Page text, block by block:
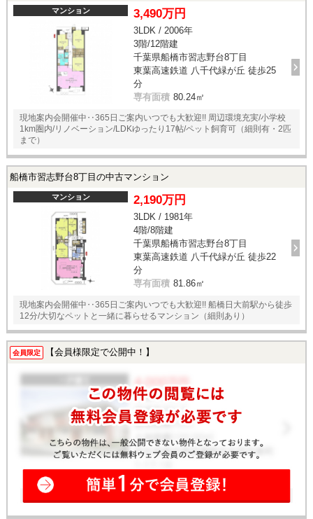
マンション 3,490万円
3LDK / 2006年
3階/12階建
千葉県船橋市習志野台8丁目
東葉高速鉄道 八千代緑が丘 徒歩25
分
専有面積 80.24㎡
現地案内会開催中‥365日ご案内いつでも大歓迎!! 周辺環境充実/小学校
1km圏内/リノベーション/LDKゆったり17帖/ペット飼育可（細則有・2匹
まで）
船橋市習志野台8丁目の中古マンション
マンション 2,190万円
3LDK / 1981年
4階/8階建
千葉県船橋市習志野台8丁目
東葉高速鉄道 八千代緑が丘 徒歩22
分
専有面積 81.86㎡
現地案内会開催中‥365日ご案内いつでも大歓迎!! 船橋日大前駅から徒歩
12分/大切なペットと一緒に暮らせるマンション（細則あり）
会員限定 【会員様限定で公開中！】